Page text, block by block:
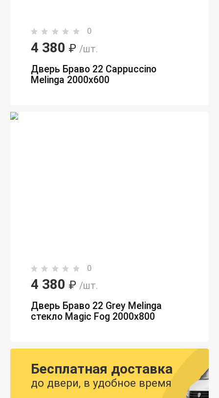
0
4 380 ₽ /шт.
Дверь Браво 22 Cappuccino
Melinga 2000х600
0
4 380 ₽ /шт.
Дверь Браво 22 Grey Melinga
стекло Magic Fog 2000х800
Бесплатная доставка
до двери, в удобное время